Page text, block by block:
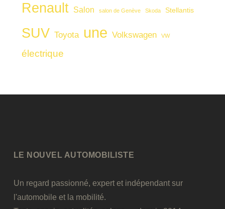
Renault Salon salon de Genève Skoda Stellantis
SUV Toyota une Volkswagen VW
électrique
LE NOUVEL AUTOMOBILISTE
Un regard passionné, expert et indépendant sur
l'automobile et la mobilité.